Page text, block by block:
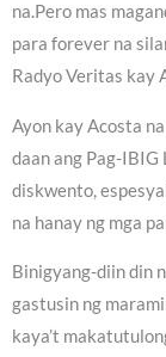
na.Pero mas
para forever na
Radyo Veritas kay
Ayon kay Acosta
daan ang Pag-IBIG
diskwento,
na hanay ng mga
Binigyang-diin din
gastusin ng
kaya’t